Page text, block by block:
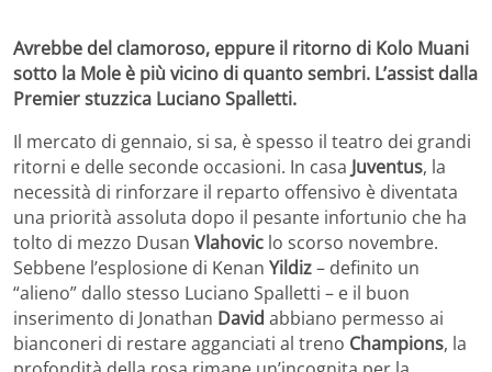
Avrebbe del clamoroso, eppure il ritorno di Kolo Muani
sotto la Mole è più vicino di quanto sembri. L’assist dalla
Premier stuzzica Luciano Spalletti.
Il mercato di gennaio, si sa, è spesso il teatro dei grandi
ritorni e delle seconde occasioni. In casa Juventus, la
necessità di rinforzare il reparto offensivo è diventata
una priorità assoluta dopo il pesante infortunio che ha
tolto di mezzo Dusan Vlahovic lo scorso novembre.
Sebbene l’esplosione di Kenan Yildiz– definito un
“alieno” dallo stesso Luciano Spalletti – e il buon
inserimento di Jonathan David abbiano permesso ai
bianconeri di restare agganciati al treno Champions, la